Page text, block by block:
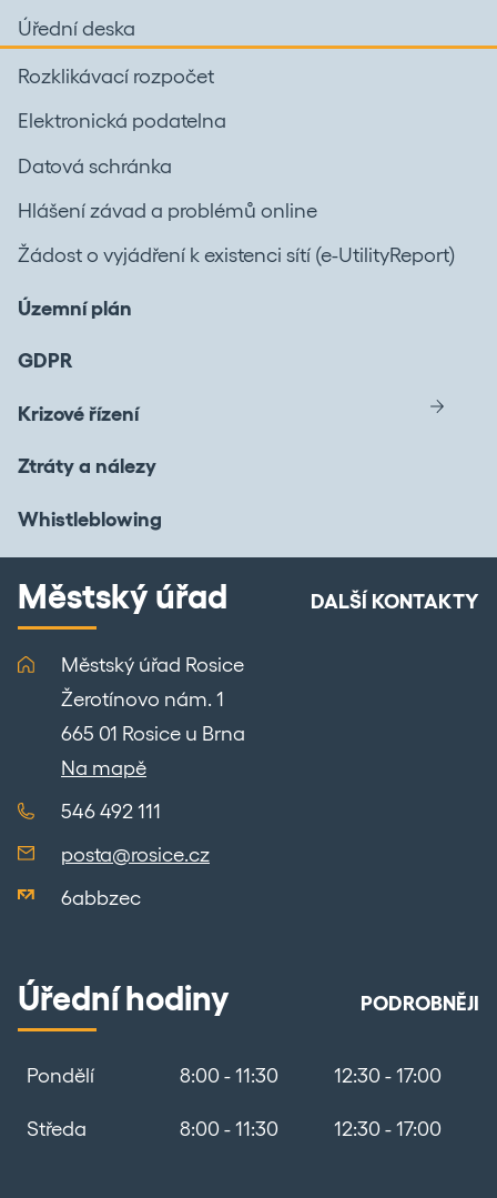
Úřední deska
Rozklikávací rozpočet
Elektronická podatelna
Datová schránka
Hlášení závad a problémů online
Žádost o vyjádření k existenci sítí (e-UtilityReport)
Územní plán
GDPR
Krizové řízení
Ztráty a nálezy
Whistleblowing
Městský úřad DALŠÍ KONTAKTY
Městský úřad Rosice
Žerotínovo nám. 1
665 01 Rosice u Brna
Na mapě
546 492 111
posta@rosice.cz
6abbzec
Úřední hodiny PODROBNĚJI
Pondělí 8:00 - 11:30 12:30 - 17:00
Středa 8:00 - 11:30 12:30 - 17:00